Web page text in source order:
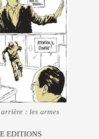
: les armes
EDITIONS